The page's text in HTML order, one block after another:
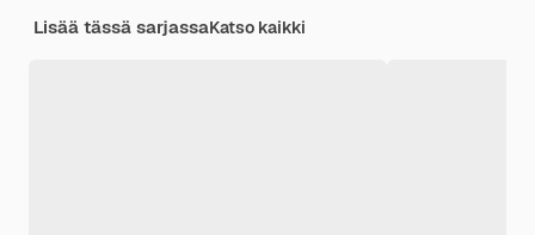
Lisää tässä sarjassaKatso kaikki